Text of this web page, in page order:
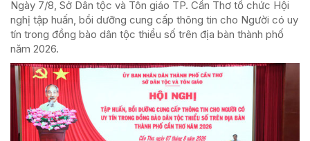
Ngày 7/8, Sở Dân tộc và Tôn giáo TP. Cần Thơ tổ chức Hội
nghị tập huấn, bồi dưỡng cung cấp thông tin cho Người có uy
tín trong đồng bào dân tộc thiểu số trên địa bàn thành phố
năm 2026.